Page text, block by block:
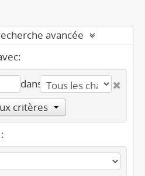
avancée
dans
critères